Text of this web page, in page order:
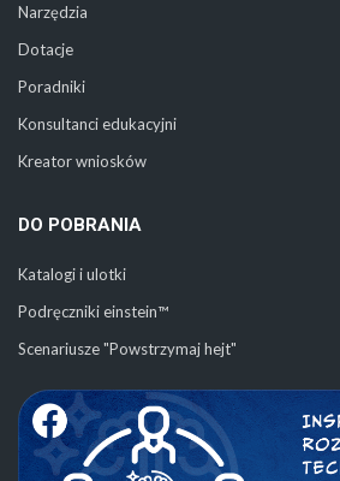
Narzędzia
Dotacje
Poradniki
Konsultanci edukacyjni
Kreator wniosków
DO POBRANIA
Katalogi i ulotki
Podręczniki einstein™
Scenariusze "Powstrzymaj hejt"